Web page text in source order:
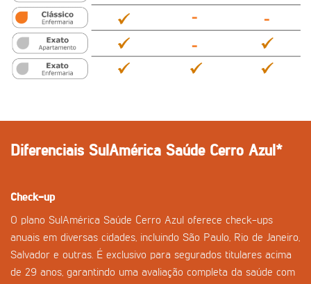
Diferenciais SulAmérica Saúde Cerro Azul*
Check-up
O plano SulAmérica Saúde Cerro Azul oferece check-ups
anuais em diversas cidades, incluindo São Paulo, Rio de Janeiro,
Salvador e outras. É exclusivo para segurados titulares acima
de 29 anos, garantindo uma avaliação completa da saúde com